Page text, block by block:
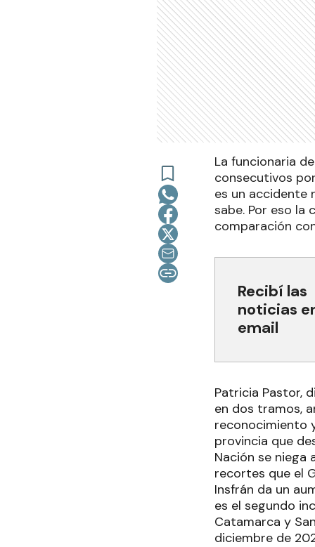
La funcionaria
consecutivos
es un accidente
sabe. Por eso la
comparación
Recibí las
noticias
email
Patricia Pastor,
en dos tramos,
reconocimiento
provincia que
Nación se niega
recortes que el
Insfrán da un
es el segundo
Catamarca y
diciembre de